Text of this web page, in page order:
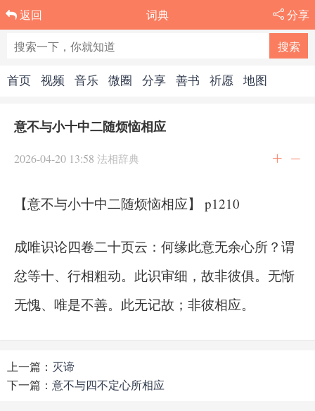
返回 词典 分享
首页 视频 音乐 微圈 分享 善书 祈愿 地图
意不与小十中二随烦恼相应
2026-04-20 13:58 法相辞典
【意不与小十中二随烦恼相应】 p1210
成唯识论四卷二十页云：何缘此意无余心所？谓
忿等十、行相粗动。此识审细，故非彼俱。无惭
无愧、唯是不善。此无记故；非彼相应。
上一篇： 灭谛
下一篇： 意不与四不定心所相应